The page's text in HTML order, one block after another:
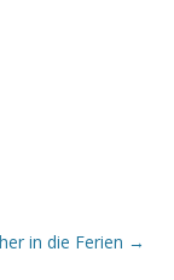
in die Ferien →